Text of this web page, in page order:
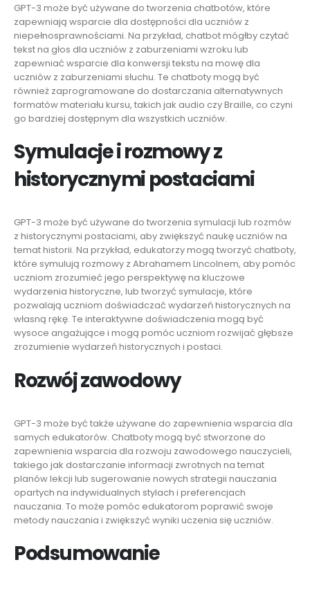
GPT-3 może być używane do tworzenia chatbotów, które
zapewniają wsparcie dla dostępności dla uczniów z
niepełnosprawnościami. Na przykład, chatbot mógłby czytać
tekst na głos dla uczniów z zaburzeniami wzroku lub
zapewniać wsparcie dla konwersji tekstu na mowę dla
uczniów z zaburzeniami słuchu. Te chatboty mogą być
również zaprogramowane do dostarczania alternatywnych
formatów materiału kursu, takich jak audio czy Braille, co czyni
go bardziej dostępnym dla wszystkich uczniów.
Symulacje i rozmowy z
historycznymi postaciami
GPT-3 może być używane do tworzenia symulacji lub rozmów
z historycznymi postaciami, aby zwiększyć naukę uczniów na
temat historii. Na przykład, edukatorzy mogą tworzyć chatboty,
które symulują rozmowy z Abrahamem Lincolnem, aby pomóc
uczniom zrozumieć jego perspektywę na kluczowe
wydarzenia historyczne, lub tworzyć symulacje, które
pozwalają uczniom doświadczać wydarzeń historycznych na
własną rękę. Te interaktywne doświadczenia mogą być
wysoce angażujące i mogą pomóc uczniom rozwijać głębsze
zrozumienie wydarzeń historycznych i postaci.
Rozwój zawodowy
GPT-3 może być także używane do zapewnienia wsparcia dla
samych edukatorów. Chatboty mogą być stworzone do
zapewnienia wsparcia dla rozwoju zawodowego nauczycieli,
takiego jak dostarczanie informacji zwrotnych na temat
planów lekcji lub sugerowanie nowych strategii nauczania
opartych na indywidualnych stylach i preferencjach
nauczania. To może pomóc edukatorom poprawić swoje
metody nauczania i zwiększyć wyniki uczenia się uczniów.
Podsumowanie